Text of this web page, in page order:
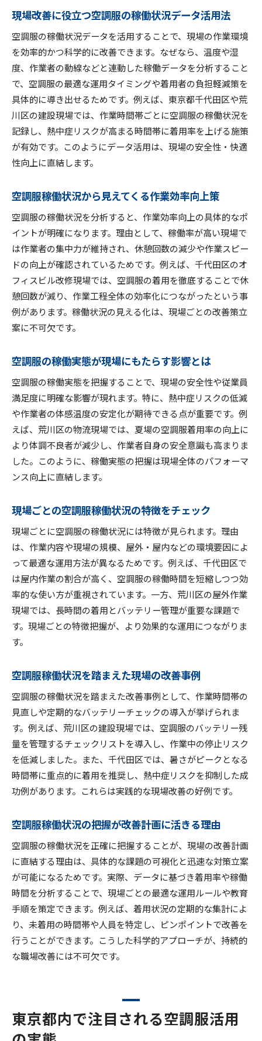
現場改善に役立つ空調服の稼働状況データ活用法
空調服の稼働状況データを活用することで、現場の作業環境
を効率的かつ科学的に改善できます。なぜなら、温度や湿
度、作業者の動線などと連動した稼働データを分析すること
で、空調服の最適な運用タイミングや着用者の負担軽減策を
具体的に導き出せるためです。例えば、東京都千代田区や荒
川区の建設現場では、作業時間帯ごとに空調服の稼働状況を
記録し、熱中症リスクが高まる時間帯に着用率を上げる施策
が有効です。このようにデータ活用は、現場の安全性・快適
性向上に直結します。
空調服稼働状況から見えてくる作業効率向上策
空調服の稼働状況を分析すると、作業効率向上の具体的なポ
イントが明確になります。理由として、稼働率が高い現場で
は作業者の集中力が維持され、休憩回数の減少や作業スピー
ドの向上が確認されているためです。例えば、千代田区のオ
フィスビル改修現場では、空調服の着用を徹底することで休
憩回数が減り、作業工程全体の効率化につながったという事
例があります。稼働状況の見える化は、現場ごとの改善策立
案に不可欠です。
空調服の稼働実態が現場にもたらす影響とは
空調服の稼働実態を把握することで、現場の安全性や従業員
満足度に明確な影響が現れます。特に、熱中症リスクの低減
や作業者の体感温度の安定化が期待できる点が重要です。例
えば、荒川区の物流現場では、夏場の空調服着用率の向上に
より体調不良者が減少し、作業者自身の安全意識も高まりま
した。このように、稼働実態の把握は現場全体のパフォーマ
ンス向上に直結します。
現場ごとの空調服稼働状況の特徴をチェック
現場ごとに空調服の稼働状況には特徴が見られます。理由
は、作業内容や現場の規模、屋外・屋内などの環境要因によ
って最適な運用方法が異なるためです。例えば、千代田区で
は屋内作業の割合が高く、空調服の稼働時間を短縮しつつ効
率的な使い方が重視されています。一方、荒川区の屋外作業
現場では、長時間の着用とバッテリー管理が重要な課題で
す。現場ごとの特徴把握が、より効果的な運用につながりま
す。
空調服稼働状況を踏まえた現場の改善事例
空調服の稼働状況を踏まえた改善事例として、作業時間帯の
見直しや定期的なバッテリーチェックの導入が挙げられま
す。例えば、荒川区の建設現場では、空調服のバッテリー残
量を管理するチェックリストを導入し、作業中の停止リスク
を低減しました。また、千代田区では、暑さがピークとなる
時間帯に重点的に着用を推奨し、熱中症リスクを抑制した成
功例があります。これらは実践的な現場改善の好例です。
空調服稼働状況の把握が改善計画に活きる理由
空調服の稼働状況を正確に把握することが、現場の改善計画
に直結する理由は、具体的な課題の可視化と迅速な対策立案
が可能になるためです。実際、データに基づき着用率や稼働
時間を分析することで、現場ごとの最適な運用ルールや教育
手順を策定できます。例えば、着用状況の定期的な集計によ
り、未着用の時間帯や人員を特定し、ピンポイントで改善を
行うことができます。こうした科学的アプローチが、持続的
な職場改善には不可欠です。
東京都内で注目される空調服活用